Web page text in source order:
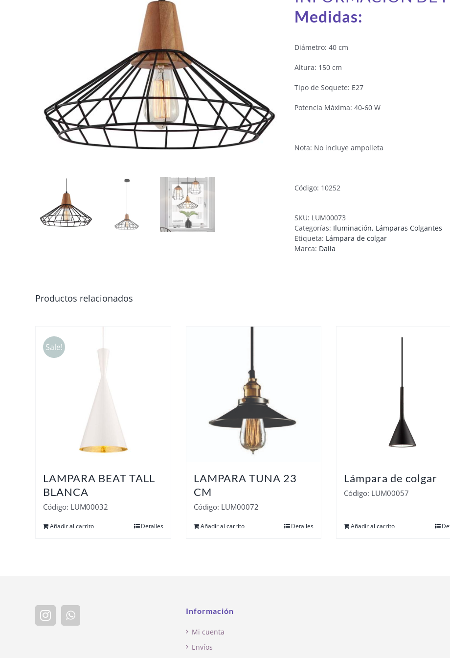
Medidas:
Diámetro: 40 cm
Altura: 150 cm
Tipo de Soquete: E27
Potencia Máxima: 40-60 W
Nota: No incluye ampolleta
Código: 10252
SKU: LUM00073
Categorías: Iluminación, Lámparas Colgantes
Etiqueta: Lámpara de colgar
Marca: Dalia
Productos relacionados
Sale!
LAMPARA BEAT TALL
BLANCA
Código: LUM00032
Añadir al carrito Detalles
LAMPARA TUNA 23
CM
Código: LUM00072
Añadir al carrito Detalles
Lámpara de colgar
Código: LUM00057
Añadir al carrito
Información
Mi cuenta
Envíos